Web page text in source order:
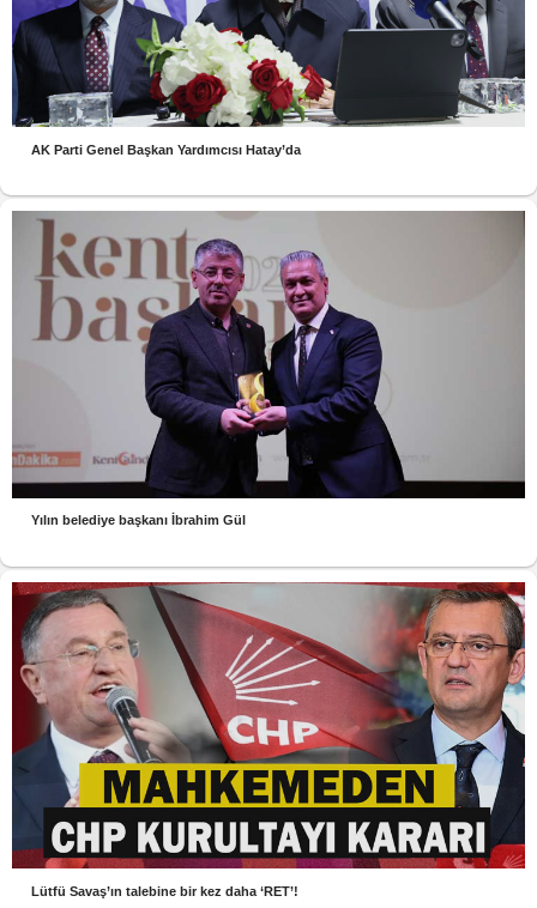
AK Parti Genel Başkan Yardımcısı Hatay’da
Yılın belediye başkanı İbrahim Gül
Lütfü Savaş’ın talebine bir kez daha ‘RET’!